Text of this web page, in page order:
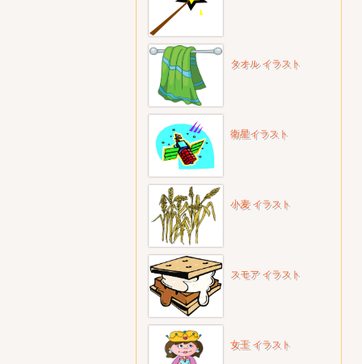
タオル イラスト
衛星イラスト
小麦 イラスト
スモア イラスト
女王 イラスト